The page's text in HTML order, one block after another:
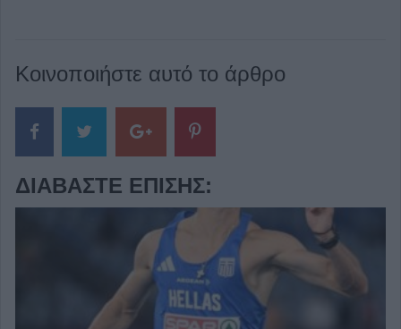
Κοινοποιήστε αυτό το άρθρο
ΔΙΑΒΆΣΤΕ ΕΠΊΣΗΣ: